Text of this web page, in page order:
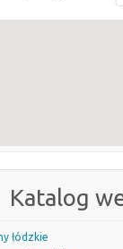
Katalog
łódzkie